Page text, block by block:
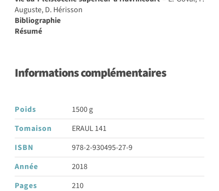
Auguste, D. Hérisson
Bibliographie
Résumé
Informations complémentaires
Poids
1500 g
Tomaison
ERAUL 141
ISBN
978-2-930495-27-9
Année
2018
Pages
210